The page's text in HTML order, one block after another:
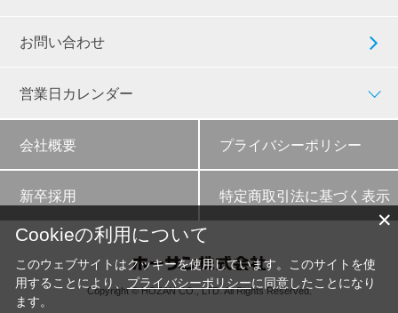
お問い合わせ
営業日カレンダー
会社概要 プライバシーポリシー
新卒採用 特定商取引法に基づく表示
Copyright © HOZAN CO., LTD. All Rights Reserved.
✕
Cookieの利用について
このウェブサイトはクッキーを使用しています。このサイトを使
用することにより、 プライバシーポリシーに同意したことになり
ます。